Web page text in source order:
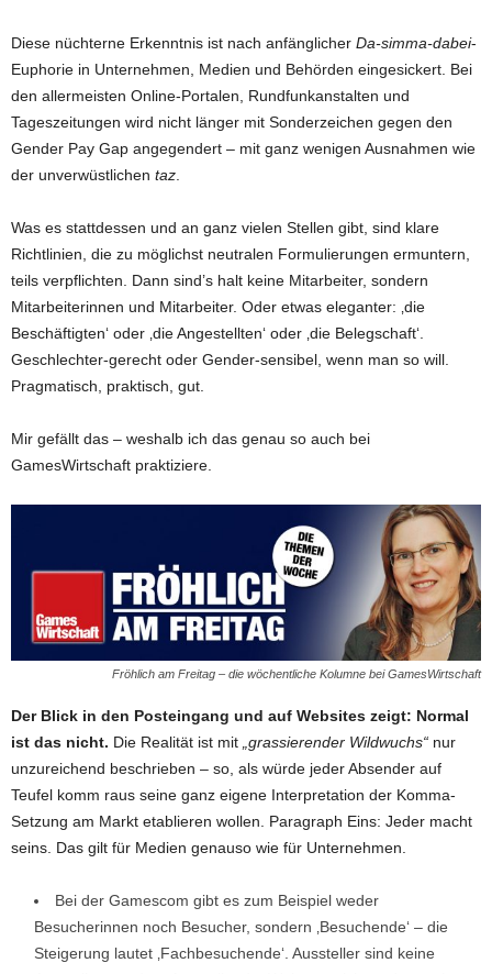
Diese nüchterne Erkenntnis ist nach anfänglicher Da-simma-dabei-
Euphorie in Unternehmen, Medien und Behörden eingesickert. Bei
den allermeisten Online-Portalen, Rundfunkanstalten und
Tageszeitungen wird nicht länger mit Sonderzeichen gegen den
Gender Pay Gap angegendert – mit ganz wenigen Ausnahmen wie
der unverwüstlichen taz
Was es stattdessen und an ganz vielen Stellen gibt, sind klare
Richtlinien, die zu möglichst neutralen Formulierungen ermuntern,
teils verpflichten. Dann sind’s halt keine Mitarbeiter, sondern
Mitarbeiterinnen und Mitarbeiter. Oder etwas eleganter: ‚die
Beschäftigten‘ oder ‚die Angestellten‘ oder ‚die Belegschaft‘.
Geschlechter-gerecht oder Gender-sensibel, wenn man so will.
Pragmatisch, praktisch, gut.
Mir gefällt das – weshalb ich das genau so auch bei
GamesWirtschaft praktiziere.
Fröhlich am Freitag – die wöchentliche Kolumne bei GamesWirtschaft
Der Blick in den Posteingang und auf Websites zeigt: Normal
ist das nicht. Die Realität ist mit „grassierender Wildwuchs“ nur
unzureichend beschrieben – so, als würde jeder Absender auf
Teufel komm raus seine ganz eigene Interpretation der Komma-
Setzung am Markt etablieren wollen. Paragraph Eins: Jeder macht
seins. Das gilt für Medien genauso wie für Unternehmen.
Bei der Gamescom gibt es zum Beispiel weder
Besucherinnen noch Besucher, sondern ‚Besuchende‘ – die
Steigerung lautet ‚Fachbesuchende‘. Aussteller sind keine